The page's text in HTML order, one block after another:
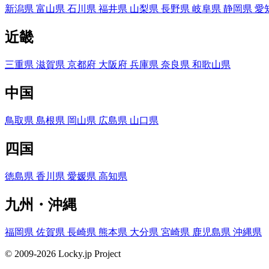
新潟県 富山県 石川県 福井県 山梨県 長野県 岐阜県 静岡県 愛
近畿
三重県 滋賀県 京都府 大阪府 兵庫県 奈良県 和歌山県
中国
鳥取県 島根県 岡山県 広島県 山口県
四国
徳島県 香川県 愛媛県 高知県
九州・沖縄
福岡県 佐賀県 長崎県 熊本県 大分県 宮崎県 鹿児島県 沖縄県
© 2009-2026 Locky.jp Project